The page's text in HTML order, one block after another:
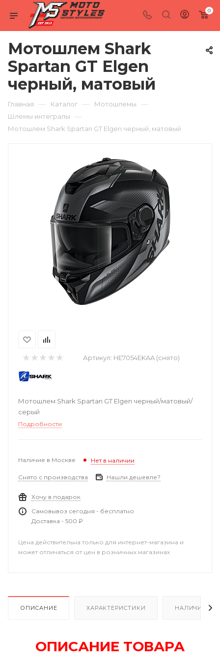
0
Мотошлем Shark
Spartan GT Elgen
черный, матовый
Главная — Каталог — Мотошлемы —
Шлемы интегралы —
Мотошлем Shark Spartan GT Elgen черный, матовый
Артикул: HE7054EKAA (снято)
Мотошлем Shark Spartan GT Elgen черный/матовый/
серый
Подробности
Наличие в Москве Нет в наличии
Снято с производства Нашли дешевле?
Хочу в подарок
Самовывоз сегодня - бесплатно
Доставка - 500 ₽
Цена действительна только для интернет-магазина и
может отличаться от цен в розничных магазинах
ОПИСАНИЕ ХАРАКТЕРИСТИКИ НАЛИЧИЕ
ОПИСАНИЕ ТОВАРА